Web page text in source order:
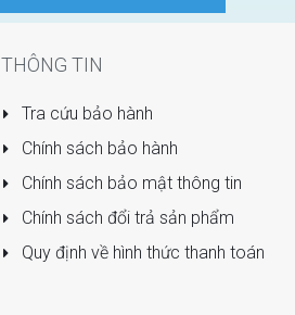
THÔNG TIN
Tra cứu bảo hành
Chính sách bảo hành
Chính sách bảo mật thông tin
Chính sách đổi trả sản phẩm
Quy định về hình thức thanh toán